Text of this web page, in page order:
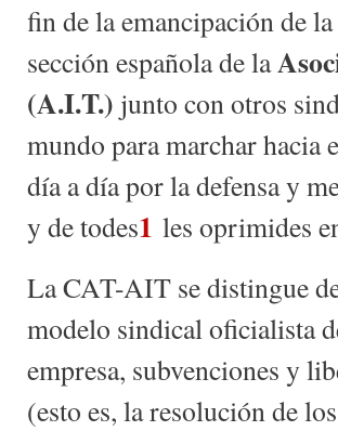
fin de la emancipación de
sección española de la
(A.I.T.) junto con otros
mundo para marchar hacia
día a día por la defensa y
y de todes1 les oprimides
La CAT-AIT se distingue
modelo sindical oficialista
empresa, subvenciones y
(esto es, la resolución de